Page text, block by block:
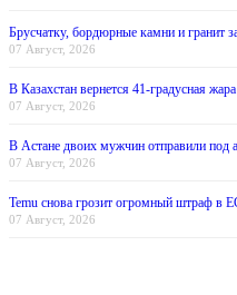
Брусчатку, бордюрные камни и гранит
07 Август, 2026
В Казахстан вернется 41-градусная жара
07 Август, 2026
В Астане двоих мужчин отправили под
07 Август, 2026
Temu снова грозит огромный штраф в
07 Август, 2026